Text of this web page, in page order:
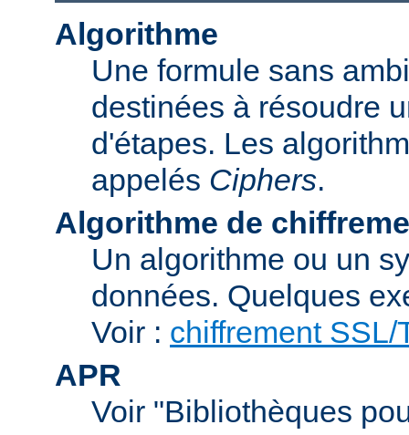
Algorithme
Une formule sans
destinées à résoudre
d'étapes. Les
appelés Ciphers.
Algorithme de
Un algorithme ou un
données. Quelques
Voir : chiffrement SSL/
APR
Voir "Bibliothèques